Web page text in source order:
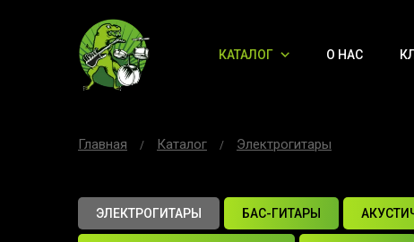
КАТАЛОГ О НАС
Главная Каталог Электрогитары
ЭЛЕКТРОГИТАРЫ БАС-ГИТАРЫ